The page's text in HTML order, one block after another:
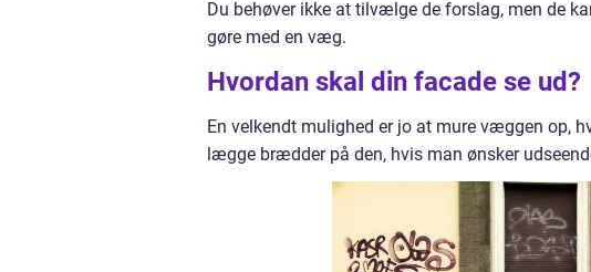
Du behøver ikke at tilvælge de forslag, men de
gøre med en væg.
Hvordan skal din facade se ud?
En velkendt mulighed er jo at mure væggen op,
lægge brædder på den, hvis man ønsker